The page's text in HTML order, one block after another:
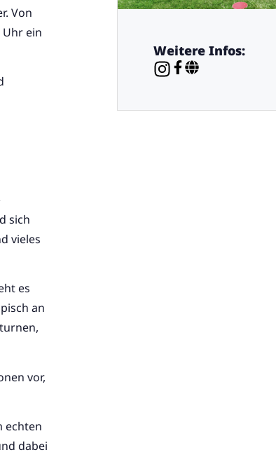
Von
ein
sich
vieles
es
an
vor,
echten
dabei
Weitere Infos: